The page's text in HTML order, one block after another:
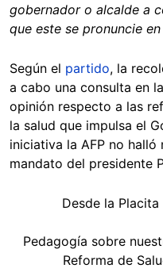
gobernador o alcalde a
que este se pronuncie en
Según el partido, la
a cabo una consulta en
opinión respecto a las
la salud que impulsa el
iniciativa la AFP no halló
mandato del presidente
Desde la
Pedagogía sobre
Reforma de